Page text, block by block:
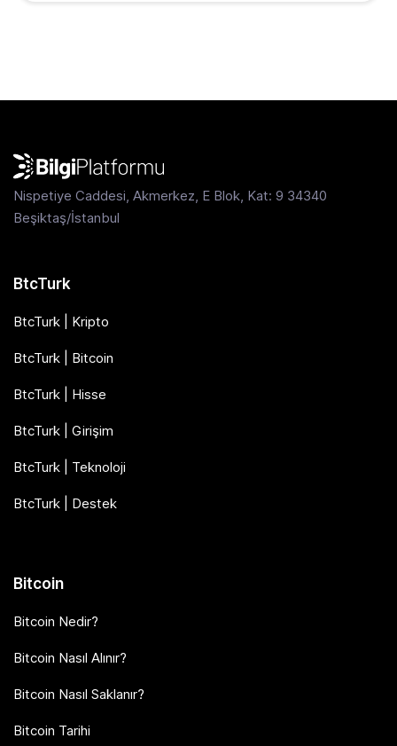
Nispetiye Caddesi, Akmerkez, E Blok, Kat: 9 34340
Beşiktaş/İstanbul
BtcTurk
BtcTurk | Kripto
BtcTurk | Bitcoin
BtcTurk | Hisse
BtcTurk | Girişim
BtcTurk | Teknoloji
BtcTurk | Destek
Bitcoin
Bitcoin Nedir?
Bitcoin Nasıl Alınır?
Bitcoin Nasıl Saklanır?
Bitcoin Tarihi